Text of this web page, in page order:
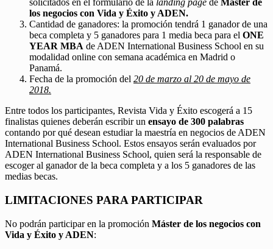
solicitados en el formulario de la landing page de Máster de
los negocios con Vida y Éxito y ADEN.
Cantidad de ganadores: la promoción tendrá 1 ganador de una
beca completa y 5 ganadores para 1 media beca para el ONE
YEAR MBA de ADEN International Business School en su
modalidad online con semana académica en Madrid o
Panamá.
Fecha de la promoción del 20 de marzo al 20 de mayo de
2018.
Entre todos los participantes, Revista Vida y Éxito escogerá a 15
finalistas quienes deberán escribir un ensayo de 300 palabras
contando por qué desean estudiar la maestría en negocios de ADEN
International Business School. Estos ensayos serán evaluados por
ADEN International Business School, quien será la responsable de
escoger al ganador de la beca completa y a los 5 ganadores de las
medias becas.
LIMITACIONES PARA PARTICIPAR
No podrán participar en la promoción Máster de los negocios con
Vida y Éxito y ADEN: